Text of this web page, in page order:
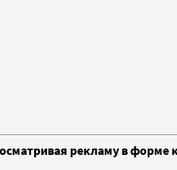
рекламу в форме